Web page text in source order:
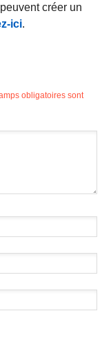
créer un
ici.
obligatoires sont